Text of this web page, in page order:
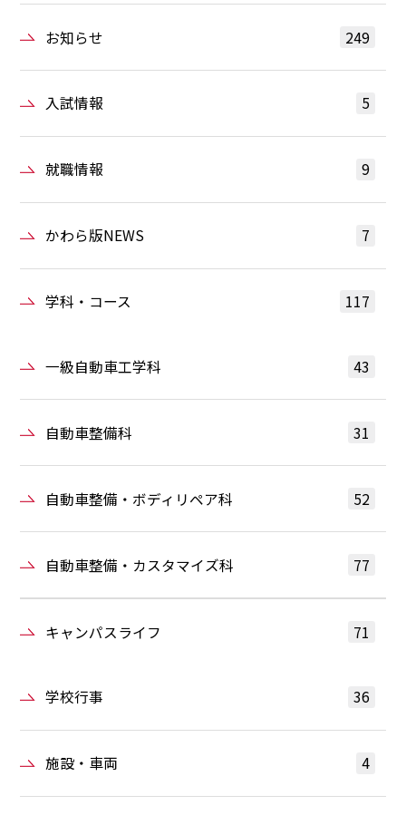
お知らせ 249
入試情報 5
就職情報 9
かわら版NEWS 7
学科・コース 117
一級自動車工学科 43
自動車整備科 31
自動車整備・ボディリペア科 52
自動車整備・カスタマイズ科 77
キャンパスライフ 71
学校行事 36
施設・車両 4